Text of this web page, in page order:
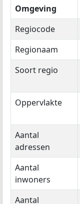
Omgeving
Regiocode
Regionaam
Soort regio
Oppervlakte
Aantal
adressen
Aantal
inwoners
Aantal